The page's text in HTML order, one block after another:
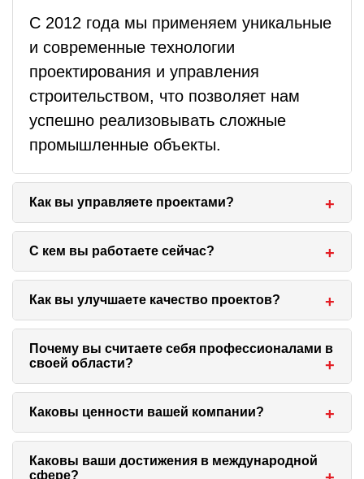
С 2012 года мы применяем уникальные
и современные технологии
проектирования и управления
строительством, что позволяет нам
успешно реализовывать сложные
промышленные объекты.
Как вы управляете проектами?
Мы определяем цели и задачи проекта,
учитываем объем работ, ресурсы и
сроки. Наша компания участвует как
Технический заказчик, Генеральный
проектировщик и Генподрядчик, что
обеспечивает эффективность и
рентабельность проекта.
С кем вы работаете сейчас?
Мы строим объекты для крупных
компаний, а также возводим
промышленные объекты, используя
современные технологии.
Как вы улучшаете качество проектов?
Мы заметили, что проектная
документация от Заказчиков не всегда
качественная, поэтому решили
сосредоточить разработку проектов и
строительство в одной компании. Это
помогает нам достигать идеального
Почему вы считаете себя профессионалами в
своей области?
Мы накопили серьезный трудовой опыт,
что позволяет нам уверенно
утверждать, что можем строить
Каковы ценности вашей компании?
Наша команда объединена ценностями
Каковы ваши достижения в международной
сфере?